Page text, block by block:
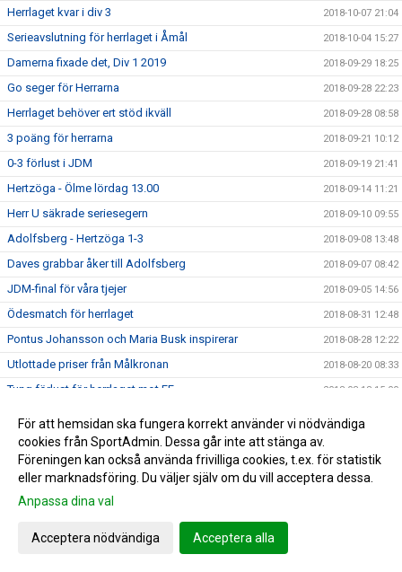
Herrlaget kvar i div 3 2018-10-07 21:04
Serieavslutning för herrlaget i Åmål 2018-10-04 15:27
Damerna fixade det, Div 1 2019 2018-09-29 18:25
Go seger för Herrarna 2018-09-28 22:23
Herrlaget behöver ert stöd ikväll 2018-09-28 08:58
3 poäng för herrarna 2018-09-21 10:12
0-3 förlust i JDM 2018-09-19 21:41
Hertzöga - Ölme lördag 13.00 2018-09-14 11:21
Herr U säkrade seriesegern 2018-09-10 09:55
Adolfsberg - Hertzöga 1-3 2018-09-08 13:48
Daves grabbar åker till Adolfsberg 2018-09-07 08:42
JDM-final för våra tjejer 2018-09-05 14:56
Ödesmatch för herrlaget 2018-08-31 12:48
Pontus Johansson och Maria Busk inspirerar 2018-08-28 12:22
Utlottade priser från Målkronan 2018-08-20 08:33
Tung förlust för herrlaget mot FF 2018-08-18 15:00
Seger 2-1 mot Bosna 92
Mv utbildning flyttad 2018-08-07 17:34
10-åringarnas cup och nytt rekord
För att hemsidan ska fungera korrekt använder vi nödvändiga
cookies från SportAdmin. Dessa går inte att stänga av.
Föreningen kan också använda frivilliga cookies, t.ex. för statistik
eller marknadsföring. Du väljer själv om du vill acceptera dessa.
Anpassa dina val
Acceptera nödvändiga Acceptera alla